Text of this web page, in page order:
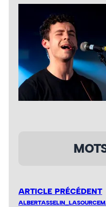
ARTICLE PRÉCÉDENT